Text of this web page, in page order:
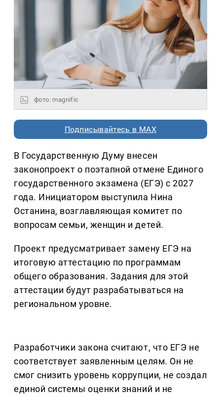
фото: magnific
Подписывайтесь в MAX
В Государственную Думу внесен
законопроект о поэтапной отмене Единого
государственного экзамена (ЕГЭ) с 2027
года. Инициатором выступила Нина
Останина, возглавляющая комитет по
вопросам семьи, женщин и детей.
Проект предусматривает замену ЕГЭ на
итоговую аттестацию по программам
общего образования. Задания для этой
аттестации будут разрабатываться на
региональном уровне.
Разработчики закона считают, что ЕГЭ не
соответствует заявленным целям. Он не
смог снизить уровень коррупции, не создал
единой системы оценки знаний и не